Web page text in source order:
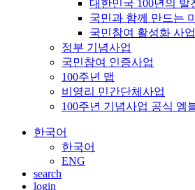
대한민국 100년의 발
국민과 함께 만드는
국민참여 활성화 사업
정부 기념사업
국민참여 인증사업
100주년 맵
비영리 민간단체사업
100주년 기념사업 공식 엠
한국어
한국어
ENG
search
login